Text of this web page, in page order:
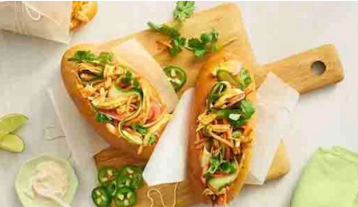
Explorer
Recettes avec Bouillon
Recettes par Ingrédient
Recettes par Occasion